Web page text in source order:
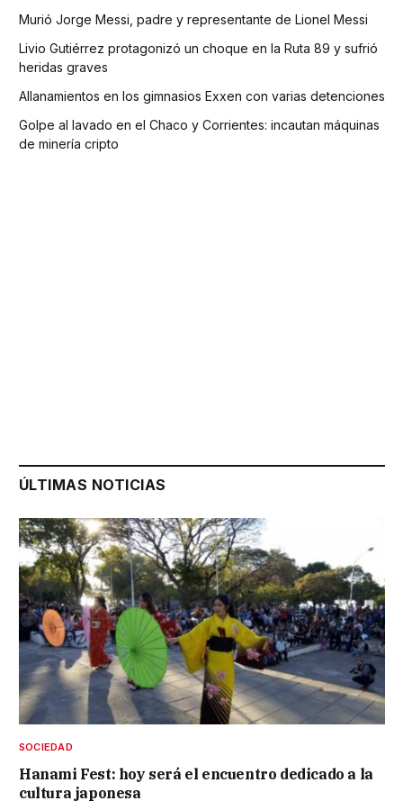
Murió Jorge Messi, padre y representante de Lionel Messi
Livio Gutiérrez protagonizó un choque en la Ruta 89 y sufrió
heridas graves
Allanamientos en los gimnasios Exxen con varias detenciones
Golpe al lavado en el Chaco y Corrientes: incautan máquinas
de minería cripto
ÚLTIMAS NOTICIAS
SOCIEDAD
Hanami Fest: hoy será el encuentro dedicado a la
cultura japonesa